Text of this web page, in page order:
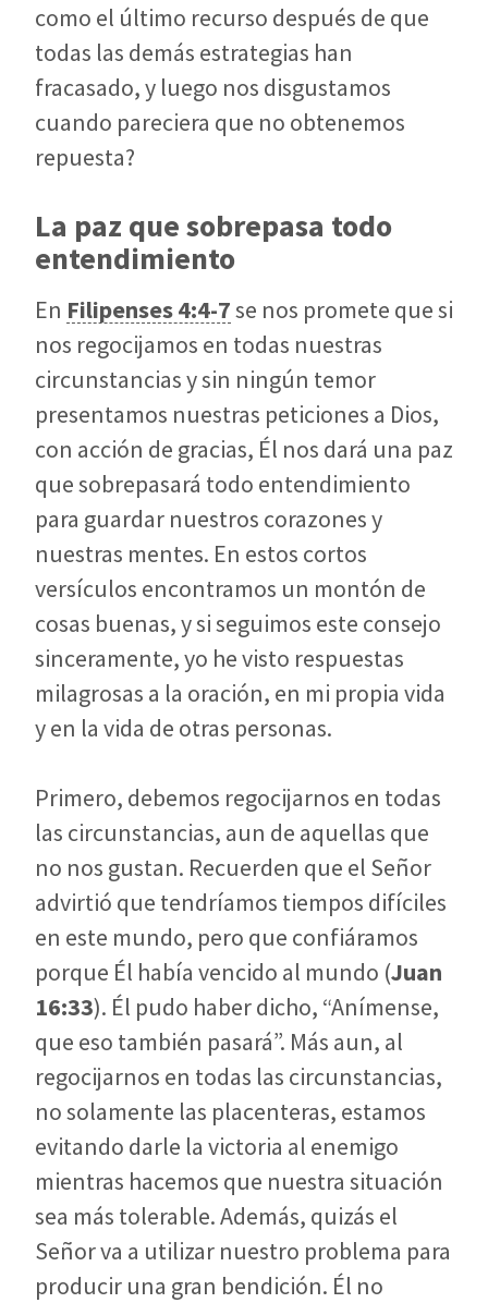
como el último recurso después de que
todas las demás estrategias han
fracasado, y luego nos disgustamos
cuando pareciera que no obtenemos
repuesta?
La paz que sobrepasa todo
entendimiento
En Filipenses 4:4-7se nos promete que si
nos regocijamos en todas nuestras
circunstancias y sin ningún temor
presentamos nuestras peticiones a Dios,
con acción de gracias, Él nos dará una paz
que sobrepasará todo entendimiento
para guardar nuestros corazones y
nuestras mentes. En estos cortos
versículos encontramos un montón de
cosas buenas, y si seguimos este consejo
sinceramente, yo he visto respuestas
milagrosas a la oración, en mi propia vida
y en la vida de otras personas.
Primero, debemos regocijarnos en todas
las circunstancias, aun de aquellas que
no nos gustan. Recuerden que el Señor
advirtió que tendríamos tiempos difíciles
en este mundo, pero que confiáramos
porque Él había vencido al mundo (Juan
16:33). Él pudo haber dicho, “Anímense,
que eso también pasará”. Más aun, al
regocijarnos en todas las circunstancias,
no solamente las placenteras, estamos
evitando darle la victoria al enemigo
mientras hacemos que nuestra situación
sea más tolerable. Además, quizás el
Señor va a utilizar nuestro problema para
producir una gran bendición. Él no